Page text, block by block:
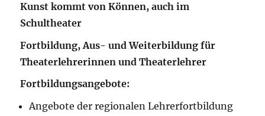
Kunst kommt von Können, auch im
Schultheater
Fortbildung, Aus- und Weiterbildung für
Theaterlehrerinnen und Theaterlehrer
Fortbildungsangebote:
Angebote der regionalen Lehrerfortbildung